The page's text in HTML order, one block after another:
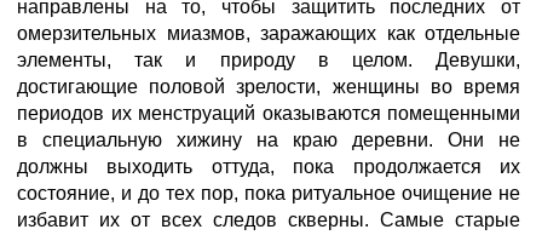
направлены на то, чтобы защитить последних от
омерзительных миазмов, заражающих как отдельные
элементы, так и природу в целом. Девушки,
достигающие половой зрелости, женщины во время
периодов их менструаций оказываются помещенными
в специальную хижину на краю деревни. Они не
должны выходить оттуда, пока продолжается их
состояние, и до тех пор, пока ритуальное очищение не
избавит их от всех следов скверны. Самые старые